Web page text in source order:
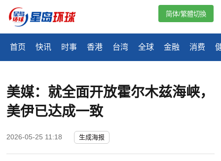
首页 快讯 时事 香港 台湾 全球 金融 消费
简体/繁體切換
美媒：就全面开放霍尔木兹海峡，
美伊已达成一致
2026-05-25 11:18 生成海报